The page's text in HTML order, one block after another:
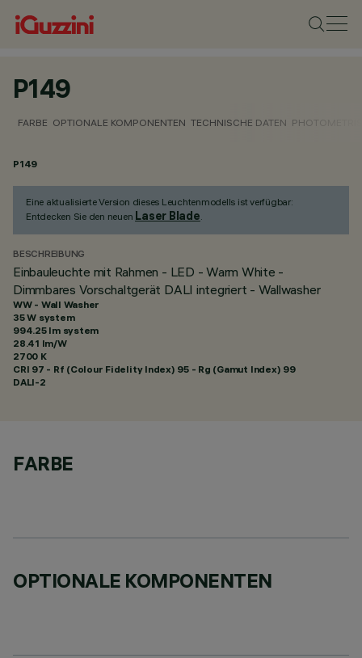
P149
FARBE OPTIONALE KOMPONENTEN TECHNISCHE DATEN
P149
Eine aktualisierte Version dieses Leuchtenmodells ist verfügbar:
Entdecken Sie den neuen Laser Blade.
BESCHREIBUNG
Einbauleuchte mit Rahmen - LED - Warm White -
Dimmbares Vorschaltgerät DALI integriert - Wallwasher
WW - Wall Washer
35 W system
994.25 lm system
28.41 lm/W
2700 K
CRI 97 - Rf (Colour Fidelity Index) 95 - Rg (Gamut Index) 99
DALI-2
FARBE
OPTIONALE KOMPONENTEN